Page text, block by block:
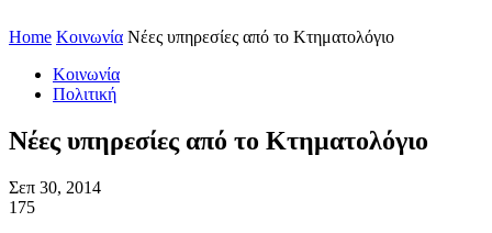
Home Κοινωνία Νέες υπηρεσίες από το Κτηματολόγιο
Κοινωνία
Πολιτική
Νέες υπηρεσίες από το Κτηματολόγιο
Σεπ 30, 2014
175